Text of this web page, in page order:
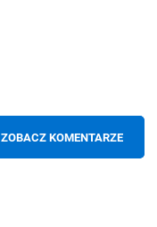
ZOBACZ KOMENTARZE